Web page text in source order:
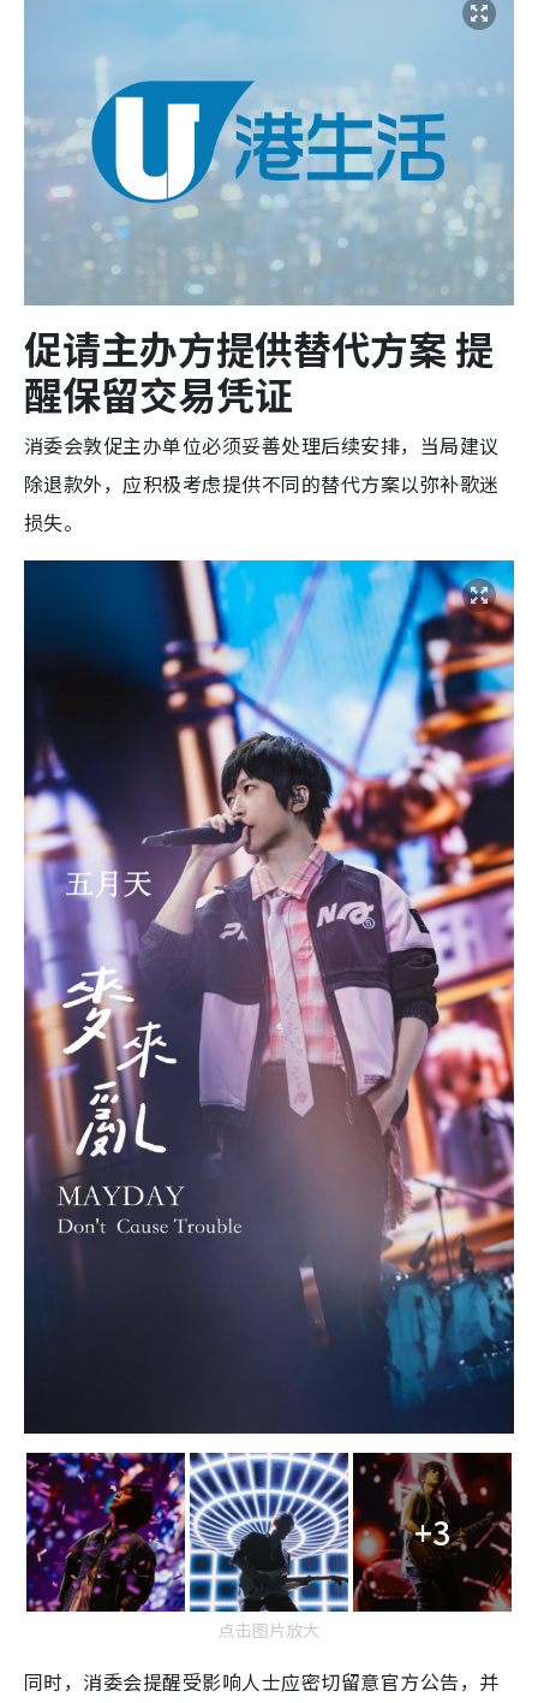
促请主办方提供替代方案 提
醒保留交易凭证
消委会敦促主办单位必须妥善处理后续安排，当局建议
除退款外，应积极考虑提供不同的替代方案以弥补歌迷
损失。
+3
点击图片放大
同时，消委会提醒受影响人士应密切留意官方公告，并